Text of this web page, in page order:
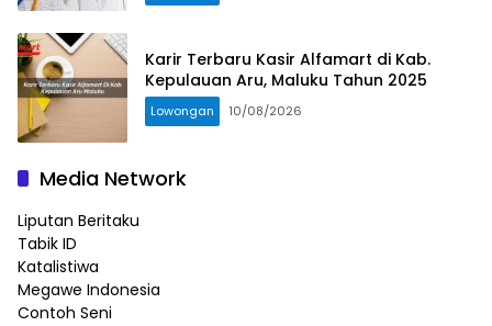
Karir Terbaru Kasir Alfamart di Kab.
Kepulauan Aru, Maluku Tahun 2025
Lowongan 10/08/2026
Media Network
Liputan Beritaku
Tabik ID
Katalistiwa
Megawe Indonesia
Contoh Seni